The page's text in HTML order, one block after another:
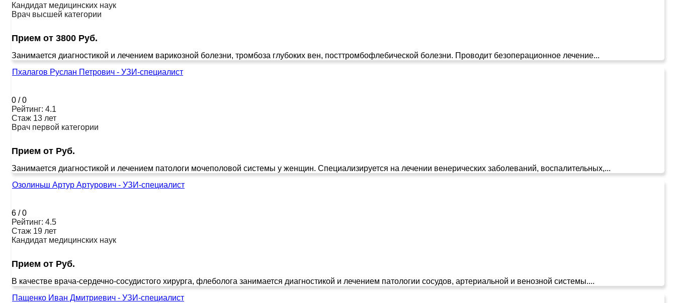
Кандидат медицинских наук
Врач высшей категории
Прием от 3800 Руб.
Занимается диагностикой и лечением варикозной болезни, тромбоза глубоких вен, посттромбофлебической болезни. Проводит безоперационное лечение...
Пхалагов Руслан Петрович - УЗИ-специалист
0 /0
Рейтинг: 4.1
Стаж 13 лет
Врач первой категории
Прием от Руб.
Занимается диагностикой и лечением патологи мочеполовой системы у женщин. Специализируется на лечении венерических заболеваний, воспалительных,...
Озолиньш Артур Артурович - УЗИ-специалист
6 /0
Рейтинг: 4.5
Стаж 19 лет
Кандидат медицинских наук
Прием от Руб.
В качестве врача-сердечно-сосудистого хирурга, флеболога занимается диагностикой и лечением патологии сосудов, артериальной и венозной системы....
Пащенко Иван Дмитриевич - УЗИ-специалист